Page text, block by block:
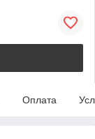
Оплата